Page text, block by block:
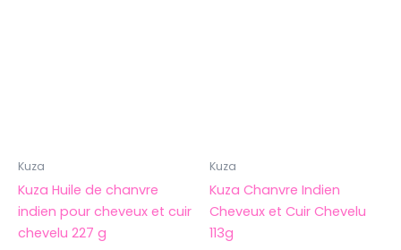
Kuza
Kuza Huile de chanvre
indien pour cheveux et cuir
chevelu 227 g
Kuza
Kuza Chanvre Indien
Cheveux et Cuir Chevelu
113g